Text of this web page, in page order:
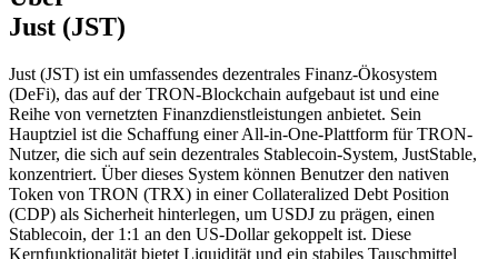
Just (JST)
Just (JST) ist ein umfassendes dezentrales Finanz-Ökosystem
(DeFi), das auf der TRON-Blockchain aufgebaut ist und eine
Reihe von vernetzten Finanzdienstleistungen anbietet. Sein
Hauptziel ist die Schaffung einer All-in-One-Plattform für TRON-
Nutzer, die sich auf sein dezentrales Stablecoin-System, JustStable,
konzentriert. Über dieses System können Benutzer den nativen
Token von TRON (TRX) in einer Collateralized Debt Position
(CDP) als Sicherheit hinterlegen, um USDJ zu prägen, einen
Stablecoin, der 1:1 an den US-Dollar gekoppelt ist. Diese
Kernfunktionalität bietet Liquidität und ein stabiles Tauschmittel